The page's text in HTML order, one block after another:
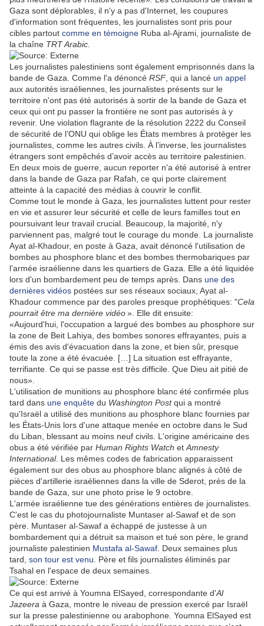
Gaza sont déplorables, il n'y a pas d'Internet, les coupures
d'information sont fréquentes, les journalistes sont pris pour
cibles partout comme en témoigne Ruba al-Ajrami, journaliste de
la chaîne TRT Arabic
Les journalistes palestiniens sont également emprisonnés dans la
bande de Gaza. Comme l'a dénoncé RSF , qui a lancé un appel
aux autorités israéliennes, les journalistes présents sur le
territoire n'ont pas été autorisés à sortir de la bande de Gaza et
ceux qui ont pu passer la frontière ne sont pas autorisés à y
revenir. Une violation flagrante de la résolution 2222 du Conseil
de sécurité de l’ONU qui oblige les États membres à protéger les
journalistes, comme les autres civils. À l’inverse, les journalistes
étrangers sont empêchés d’avoir accès au territoire palestinien.
En deux mois de guerre, aucun reporter n'a été autorisé à entrer
dans la bande de Gaza par Rafah, ce qui porte clairement
atteinte à la capacité des médias à couvrir le conflit.
Comme tout le monde à Gaza, les journalistes luttent pour rester
en vie et assurer leur sécurité et celle de leurs familles tout en
poursuivant leur travail crucial. Beaucoup, la majorité, n'y
parviennent pas, malgré tout le courage du monde. La journaliste
Ayat al-Khadour, en poste à Gaza, avait dénoncé l'utilisation de
bombes au phosphore blanc et des bombes thermobariques par
l’armée israélienne dans les quartiers de Gaza. Elle a été liquidée
lors d'un bombardement peu de temps après. Dans une des
dernières vidéos postées sur ses réseaux sociaux, Ayat al-
Khadour commence par des paroles presque prophétiques: "Cela
pourrait être ma dernière vidéo». Elle dit ensuite:
«Aujourd'hui, l'occupation a largué des bombes au phosphore sur
la zone de Beit Lahiya, des bombes sonores effrayantes, puis a
émis des avis d'évacuation dans la zone, et bien sûr, presque
toute la zone a été évacuée. […] La situation est effrayante,
terrifiante. Ce qui se passe est très difficile. Que Dieu ait pitié de
nous».
L'utilisation de munitions au phosphore blanc été confirmée plus
tard dans une enquête du Washington Postqui a montré
qu'Israël a utilisé des munitions au phosphore blanc fournies par
les États-Unis lors d'une attaque menée en octobre dans le Sud
du Liban, blessant au moins neuf civils. L'origine américaine des
obus a été vérifiée par Human Rights Watch et Amnesty
International. Les mêmes codes de fabrication apparaissent
également sur des obus au phosphore blanc alignés à côté de
pièces d'artillerie israéliennes dans la ville de Sderot, près de la
bande de Gaza, sur une photo prise le 9 octobre.
L'armée israélienne tue des générations entières de journalistes.
C'est le cas du photojournaliste Muntaser al-Sawaf et de son
père. Muntaser al-Sawaf a échappé de justesse à un
bombardement qui a détruit sa maison et tué son père, le grand
journaliste palestinien Mustafa al-Sawaf . Deux semaines plus
tard, son tour est venu.
Père et fils journalistes éliminés par
Tsahal en l'espace de deux semaines.
Ce qui est arrivé à Youmna ElSayed, correspondante d'Al
Jazeera à Gaza, montre le niveau de pression exercé par Israël
sur la presse palestinienne ou arabophone. Youmna ElSayed est